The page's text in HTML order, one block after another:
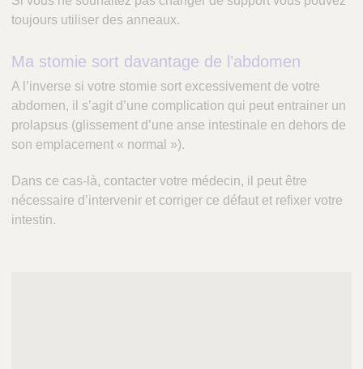
toujours utiliser des anneaux.
Ma stomie sort davantage de l’abdomen
A l’inverse si votre stomie sort excessivement de votre
abdomen, il s’agit d’une complication qui peut entrainer un
prolapsus (glissement d’une anse intestinale en dehors de
son emplacement « normal »).
Dans ce cas-là, contacter votre médecin, il peut être
nécessaire d’intervenir et corriger ce défaut et refixer votre
intestin.